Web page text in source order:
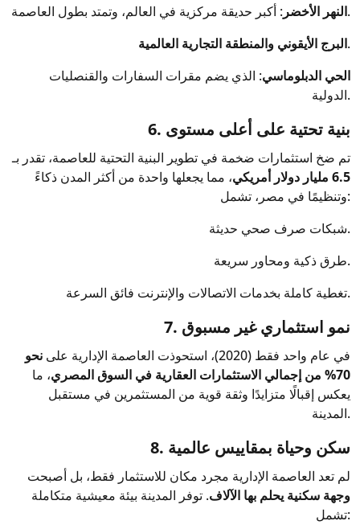
النهر الأخضر: أكبر حديقة مركزية في العالم، وتمتد بطول العاصمة.
البرج الأيقوني والمنطقة التجارية العالمية.
الحي الدبلوماسي: الذي يضم مقرات السفارات والقنصليات
الدولية.
6. بنية تحتية على أعلى مستوى
تم ضخ استثمارات ضخمة في تطوير البنية التحتية للعاصمة، تقدر بـ
6.5 مليار دولار أمريكي
، مما يجعلها واحدة من أكثر المدن ذكاءً
وتنظيمًا في مصر، تشمل:
شبكات صرف صحي حديثة.
طرق ذكية ومحاور سريعة.
تغطية كاملة بخدمات الاتصالات والإنترنت فائق السرعة.
7. نمو استثماري غير مسبوق
في عام واحد فقط (2020)، استحوذت العاصمة الإدارية على
نحو
70% من إجمالي الاستثمارات العقارية في السوق المصري
، ما
يعكس إقبالًا متزايدًا وثقة قوية من المستثمرين في مستقبل
المدينة.
8. سكن وحياة بمقاييس عالمية
لم تعد العاصمة الإدارية مجرد مكان للاستثمار فقط، بل أصبحت
وجهة سكنية يحلم بها الآلاف. توفر المدينة بيئة معيشية متكاملة
تشمل: